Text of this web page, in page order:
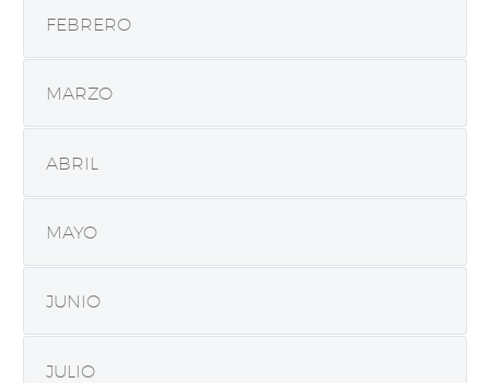
FEBRERO
MARZO
ABRIL
MAYO
JUNIO
JULIO